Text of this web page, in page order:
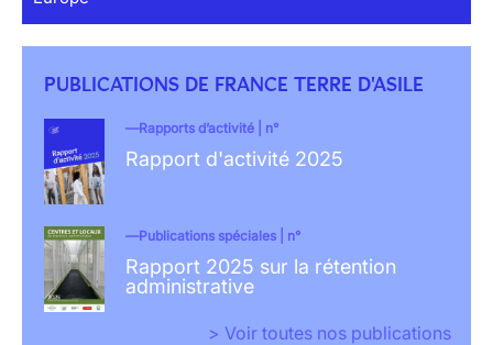
PUBLICATIONS DE FRANCE TERRE D'ASILE
Rapports d’activité | n°
Rapport d'activité 2025
Publications spéciales | n°
Rapport 2025 sur la rétention
administrative
> Voir toutes nos publications